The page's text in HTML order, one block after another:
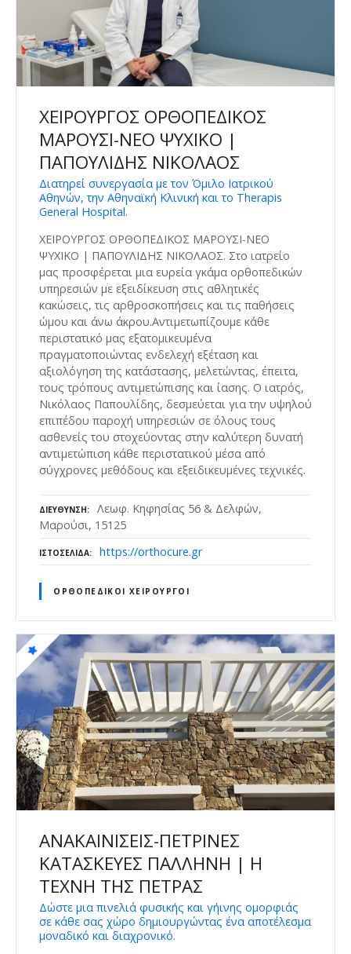
ΧΕΙΡΟΥΡΓΟΣ ΟΡΘΟΠΕΔΙΚΟΣ
ΜΑΡΟΥΣΙ-ΝΕΟ ΨΥΧΙΚΟ |
ΠΑΠΟΥΛΙΔΗΣ ΝΙΚΟΛΑΟΣ
Διατηρεί συνεργασία με τον Όμιλο Ιατρικού
Αθηνών, την Αθηναϊκή Κλινική και το Therapis
General Hospital.
ΧΕΙΡΟΥΡΓΟΣ ΟΡΘΟΠΕΔΙΚΟΣ ΜΑΡΟΥΣΙ-ΝΕΟ
ΨΥΧΙΚΟ | ΠΑΠΟΥΛΙΔΗΣ ΝΙΚΟΛΑΟΣ. Στο ιατρείο
μας προσφέρεται μια ευρεία γκάμα ορθοπεδικών
υπηρεσιών με εξειδίκευση στις αθλητικές
κακώσεις, τις αρθροσκοπήσεις και τις παθήσεις
ώμου και άνω άκρου.Αντιμετωπίζουμε κάθε
περιστατικό μας εξατομικευμένα
πραγματοποιώντας ενδελεχή εξέταση και
αξιολόγηση της κατάστασης, μελετώντας, έπειτα,
τους τρόπους αντιμετώπισης και ίασης. Ο ιατρός,
Νικόλαος Παπουλίδης, δεσμεύεται για την υψηλού
επιπέδου παροχή υπηρεσιών σε όλους τους
ασθενείς του στοχεύοντας στην καλύτερη δυνατή
αντιμετώπιση κάθε περιστατικού μέσα από
σύγχρονες μεθόδους και εξειδικευμένες τεχνικές.
ΔΙΕΎΘΥΝΣΗ
Λεωφ. Κηφησίας 56 & Δελφών,
Μαρούσι, 15125
ΙΣΤΟΣΕΛΊΔΑ https://orthocure.gr
ΟΡΘΟΠΕΔΙΚΟΊ ΧΕΙΡΟΥΡΓΟΊ
ΑΝΑΚΑΙΝΙΣΕΙΣ-ΠΕΤΡΙΝΕΣ
ΚΑΤΑΣΚΕΥΕΣ ΠΑΛΛΗΝΗ | Η
ΤΕΧΝΗ ΤΗΣ ΠΕΤΡΑΣ
Δώστε μια πινελιά φυσικής και γήινης ομορφιάς
σε κάθε σας χώρο δημιουργώντας ένα αποτέλεσμα
μοναδικό και διαχρονικό.